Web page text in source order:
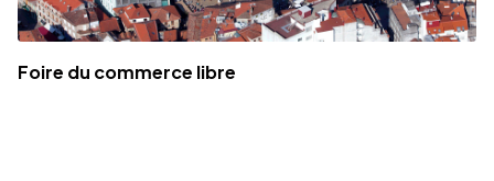
Foire du commerce libre